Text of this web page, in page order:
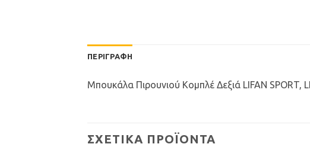
ΠΕΡΙΓΡΑΦΉ
Μπουκάλα Πιρουνιού Κομπλέ Δεξιά LIFAN SPORT,
ΣΧΕΤΙΚΆ ΠΡΟΪΌΝΤΑ